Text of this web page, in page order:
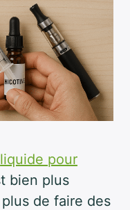
liquide pour
bien plus
plus de faire des